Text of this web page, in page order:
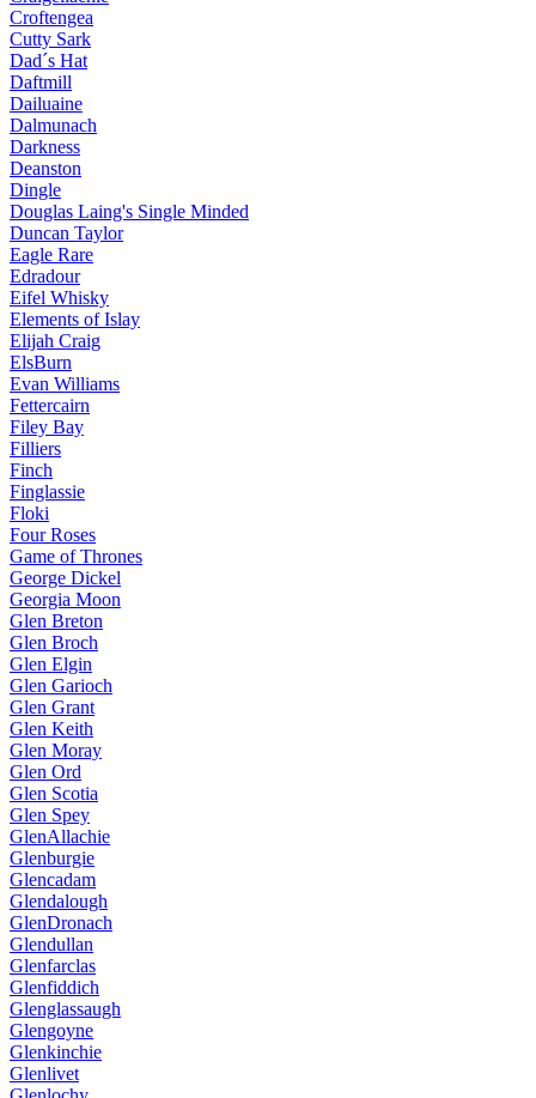
Croftengea
Cutty Sark
Dad´s Hat
Daftmill
Dailuaine
Dalmunach
Darkness
Deanston
Dingle
Douglas Laing's Single Minded
Duncan Taylor
Eagle Rare
Edradour
Eifel Whisky
Elements of Islay
Elijah Craig
ElsBurn
Evan Williams
Fettercairn
Filey Bay
Filliers
Finch
Finglassie
Floki
Four Roses
Game of Thrones
George Dickel
Georgia Moon
Glen Breton
Glen Broch
Glen Elgin
Glen Garioch
Glen Grant
Glen Keith
Glen Moray
Glen Ord
Glen Scotia
Glen Spey
GlenAllachie
Glenburgie
Glencadam
Glendalough
GlenDronach
Glendullan
Glenfarclas
Glenfiddich
Glenglassaugh
Glengoyne
Glenkinchie
Glenlivet